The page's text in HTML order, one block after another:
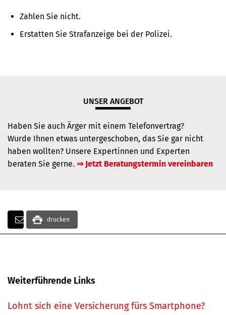
Zahlen Sie nicht.
Erstatten Sie Strafanzeige bei der Polizei.
UNSER ANGEBOT
Haben Sie auch Ärger mit einem Telefonvertrag?
Wurde Ihnen etwas untergeschoben, das Sie gar nicht
haben wollten? Unsere Expertinnen und Experten
beraten Sie gerne. ⇒ Jetzt Beratungstermin vereinbaren
drucken
Weiterführende Links
Lohnt sich eine Versicherung fürs Smartphone?